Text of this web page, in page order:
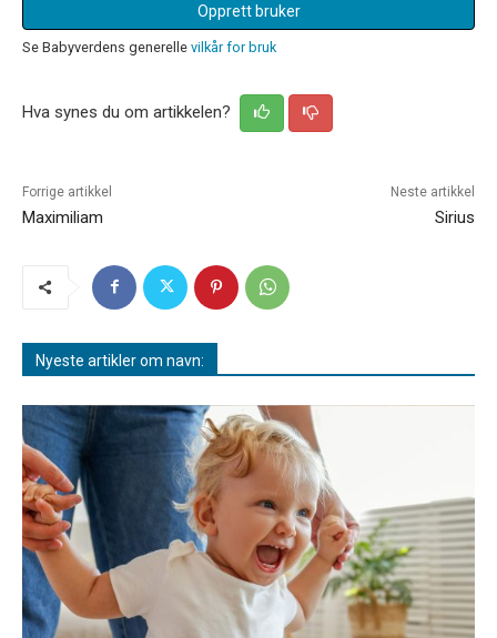
Opprett bruker
Se Babyverdens generelle vilkår for bruk
Hva synes du om artikkelen?
Forrige artikkel
Maximiliam
Neste artikkel
Sirius
Nyeste artikler om navn: